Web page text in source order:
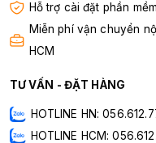
Hỗ trợ cài đặt phần mềm
Miễn phí vận chuyển
HCM
TƯ VẤN - ĐẶT HÀNG
HOTLINE HN:
HOTLINE HCM: